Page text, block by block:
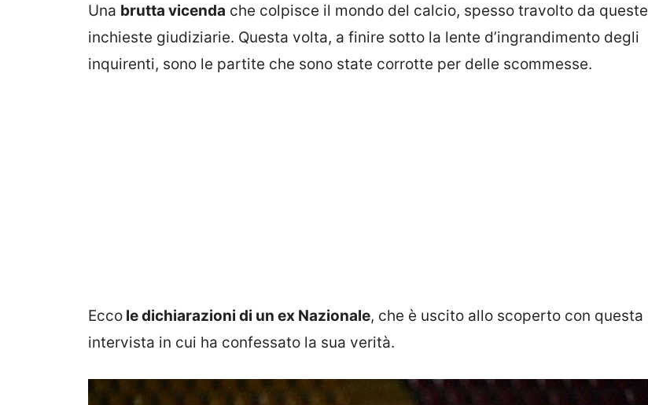
Una brutta vicenda che colpisce il mondo del calcio, spesso travolto da queste
inchieste giudiziarie. Questa volta, a finire sotto la lente d’ingrandimento degli
inquirenti, sono le partite che sono state corrotte per delle scommesse.
Ecco le dichiarazioni di un ex Nazionale, che è uscito allo scoperto con questa
intervista in cui ha confessato la sua verità.